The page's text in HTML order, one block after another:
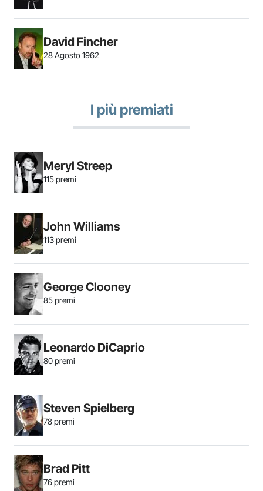
David Fincher
28 Agosto 1962
I più premiati
Meryl Streep
115 premi
John Williams
113 premi
George Clooney
85 premi
Leonardo DiCaprio
80 premi
Steven Spielberg
78 premi
Brad Pitt
76 premi